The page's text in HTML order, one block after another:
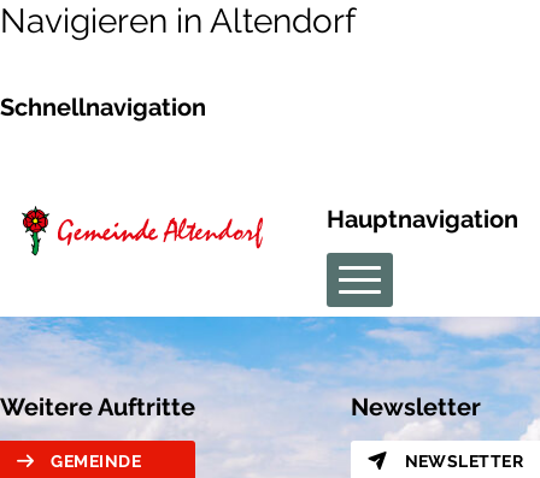
Navigieren in Altendorf
Schnellnavigation
Hauptnavigation
Weitere Auftritte
GEMEINDE
Newsletter
NEWSLETTER